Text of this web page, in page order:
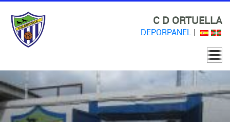
C D ORTUELLA
DEPORPANEL |